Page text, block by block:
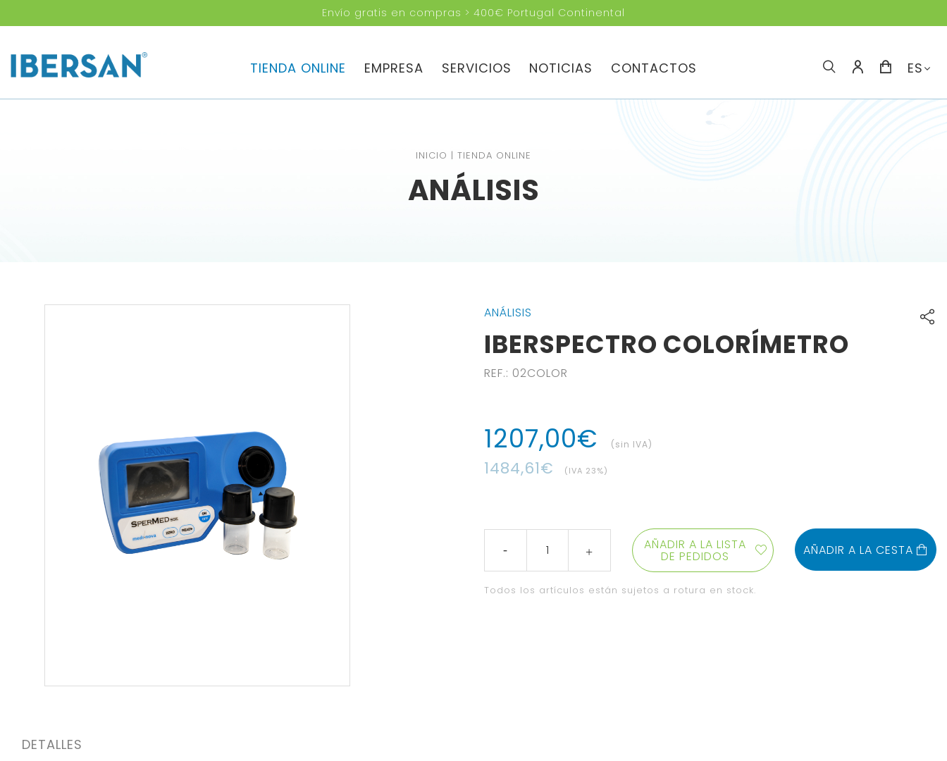
Envío gratis en compras > 400€ Portugal Continental
TIENDA ONLINE EMPRESA SERVICIOS NOTICIAS CONTACTOS ES
INICIO | TIENDA ONLINE
ANÁLISIS
ANÁLISIS
IBERSPECTRO COLORÍMETRO
REF.: 02COLOR
1207,00€ (sin IVA)
1484,61€ (IVA 23%)
AÑADIR A LA LISTA
DE PEDIDOS AÑADIR A LA CESTA
Todos los artículos están sujetos a rotura en stock.
DETALLES
¿QUE BUSCAS?